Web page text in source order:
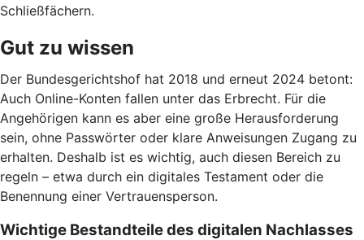
Schließfächern.
Gut zu wissen
Der Bundesgerichtshof hat 2018 und erneut 2024 betont:
Auch Online-Konten fallen unter das Erbrecht. Für die
Angehörigen kann es aber eine große Herausforderung
sein, ohne Passwörter oder klare Anweisungen Zugang zu
erhalten. Deshalb ist es wichtig, auch diesen Bereich zu
regeln – etwa durch ein digitales Testament oder die
Benennung einer Vertrauensperson.
Wichtige Bestandteile des digitalen Nachlasses